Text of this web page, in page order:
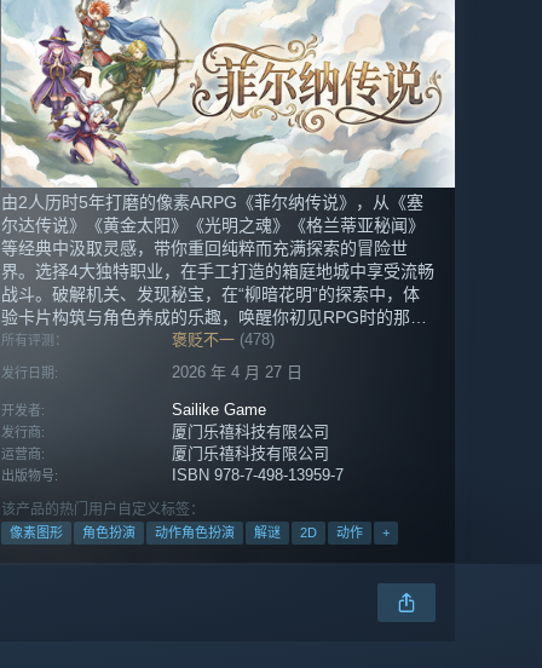
由2人历时5年打磨的像素ARPG《菲尔纳传说》，从《塞
尔达传说》《黄金太阳》《光明之魂》《格兰蒂亚秘闻》
等经典中汲取灵感，带你重回纯粹而充满探索的冒险世
界。选择4大独特职业，在手工打造的箱庭地城中享受流畅
战斗。破解机关、发现秘宝，在“柳暗花明”的探索中，体
验卡片构筑与角色养成的乐趣，唤醒你初见RPG时的那份
感动。
所有评测： 褒贬不一 (478)
发行日期: 2026 年 4 月 27 日
开发者: Sailike Game
发行商: 厦门乐禧科技有限公司
运营商: 厦门乐禧科技有限公司
出版物号: ISBN 978-7-498-13959-7
该产品的热门用户自定义标签：
像素图形 角色扮演 动作角色扮演 解谜 2D 动作 +